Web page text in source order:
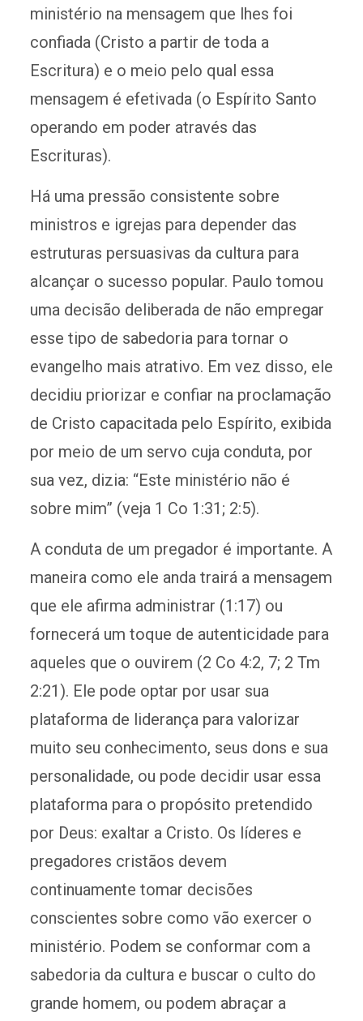
ministério na mensagem que lhes foi
confiada (Cristo a partir de toda a
Escritura) e o meio pelo qual essa
mensagem é efetivada (o Espírito Santo
operando em poder através das
Escrituras).
Há uma pressão consistente sobre
ministros e igrejas para depender das
estruturas persuasivas da cultura para
alcançar o sucesso popular. Paulo tomou
uma decisão deliberada de não empregar
esse tipo de sabedoria para tornar o
evangelho mais atrativo. Em vez disso, ele
decidiu priorizar e confiar na proclamação
de Cristo capacitada pelo Espírito, exibida
por meio de um servo cuja conduta, por
sua vez, dizia: “Este ministério não é
sobre mim” (veja 1 Co 1:31; 2:5).
A conduta de um pregador é importante. A
maneira como ele anda trairá a mensagem
que ele afirma administrar (1:17) ou
fornecerá um toque de autenticidade para
aqueles que o ouvirem (2 Co 4:2, 7; 2 Tm
2:21). Ele pode optar por usar sua
plataforma de liderança para valorizar
muito seu conhecimento, seus dons e sua
personalidade, ou pode decidir usar essa
plataforma para o propósito pretendido
por Deus: exaltar a Cristo. Os líderes e
pregadores cristãos devem
continuamente tomar decisões
conscientes sobre como vão exercer o
ministério. Podem se conformar com a
sabedoria da cultura e buscar o culto do
grande homem, ou podem abraçar a